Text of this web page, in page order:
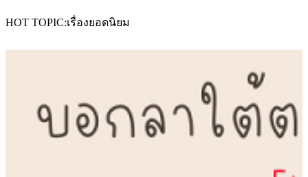
HOT TOPIC เรื่องยอดนิยม